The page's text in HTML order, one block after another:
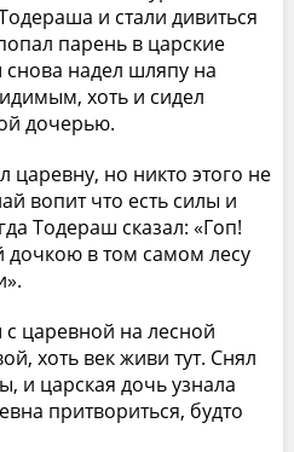
и стали дивиться
парень в царские
надел шляпу на
хоть и сидел
дочерью.
царевну, но никто этого не
вопит что есть силы и
Тодераш сказал: «Гоп!
дочкою в том самом лесу
царевной на лесной
хоть век живи тут. Снял
и царская дочь узнала
притвориться, будто